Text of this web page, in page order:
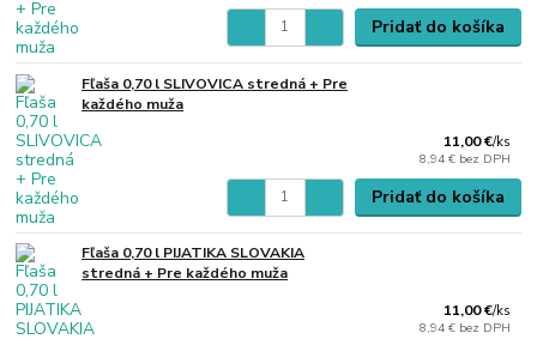
Pridať do košíka
Fľaša 0,70 l SLIVOVICA stredná + Pre
každého muža
11,00 €/ks
8,94 € bez DPH
Pridať do košíka
Fľaša 0,70 l PIJATIKA SLOVAKIA
stredná + Pre každého muža
11,00 €/ks
8,94 € bez DPH